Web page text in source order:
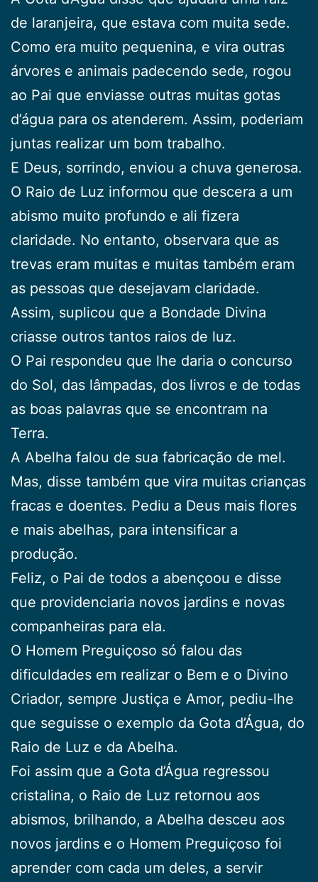
de laranjeira, que estava com muita sede.
Como era muito pequenina, e vira outras
árvores e animais padecendo sede, rogou
ao Pai que enviasse outras muitas gotas
d’água para os atenderem. Assim, poderiam
juntas realizar um bom trabalho.
E Deus, sorrindo, enviou a chuva generosa.
O Raio de Luz informou que descera a um
abismo muito profundo e ali fizera
claridade. No entanto, observara que as
trevas eram muitas e muitas também eram
as pessoas que desejavam claridade.
Assim, suplicou que a Bondade Divina
criasse outros tantos raios de luz.
O Pai respondeu que lhe daria o concurso
do Sol, das lâmpadas, dos livros e de todas
as boas palavras que se encontram na
Terra.
A Abelha falou de sua fabricação de mel.
Mas, disse também que vira muitas crianças
fracas e doentes. Pediu a Deus mais flores
e mais abelhas, para intensificar a
produção.
Feliz, o Pai de todos a abençoou e disse
que providenciaria novos jardins e novas
companheiras para ela.
O Homem Preguiçoso só falou das
dificuldades em realizar o Bem e o Divino
Criador, sempre Justiça e Amor, pediu-lhe
que seguisse o exemplo da Gota d’Água, do
Raio de Luz e da Abelha.
Foi assim que a Gota d’Água regressou
cristalina, o Raio de Luz retornou aos
abismos, brilhando, a Abelha desceu aos
novos jardins e o Homem Preguiçoso foi
aprender com cada um deles, a servir